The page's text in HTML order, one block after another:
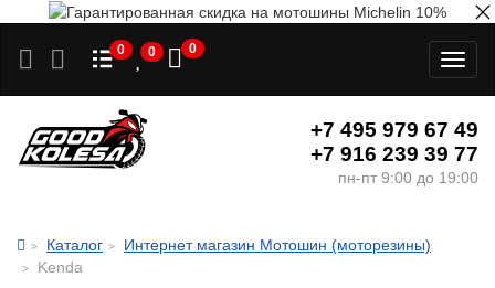
0 0 0
+7 495 979 67 49
+7 916 239 39 77
пн-пт 9:00 до 19:00
Каталог
Интернет магазин Мотошин (моторезины)
Kenda